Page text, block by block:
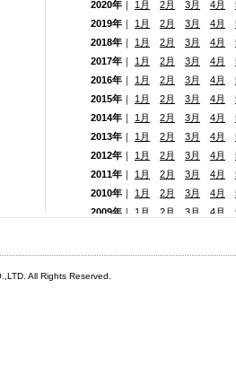
2020年 ｜ 1月 2月 3月 4月
2019年 ｜ 1月 2月 3月 4月
2018年 ｜ 1月 2月 3月 4月
2017年 ｜ 1月 2月 3月 4月
2016年 ｜ 1月 2月 3月 4月
2015年 ｜ 1月 2月 3月 4月
2014年 ｜ 1月 2月 3月 4月
2013年 ｜ 1月 2月 3月 4月
2012年 ｜ 1月 2月 3月 4月
2011年 ｜ 1月 2月 3月 4月
2010年 ｜ 1月 2月 3月 4月
2009年 ｜ 1月 2月 3月 4月
All Rights Reserved.